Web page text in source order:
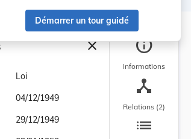
Démarrer un tour guidé
closeFermer la barre
Loi
04/12/1949
29/12/1949
info
Informations
device_hub
Relations (2)
list